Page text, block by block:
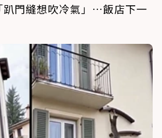
趴門縫想吹冷氣」…飯店下一